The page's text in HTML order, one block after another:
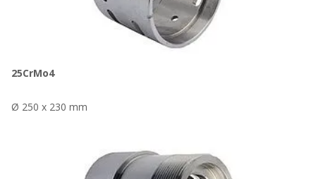
25CrMo4
Ø 250 x 230 mm